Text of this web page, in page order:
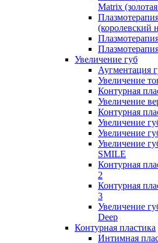
Matrix
(королевский
Увеличение губ
Аугментация
Увеличение
Контурная
Увеличение
Контурная
Увеличение
Увеличение
Увеличение
SMILE
Контурная
2
Контурная
3
Увеличение
Deep
Контурная пластика
Интимная